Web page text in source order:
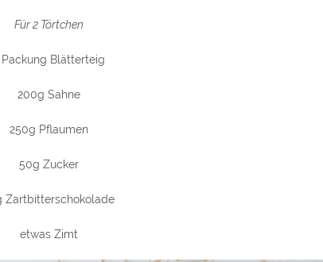
Für 2 Törtchen
Packung Blätterteig
200g Sahne
250g Pflaumen
50g Zucker
Zartbitterschokolade
etwas Zimt